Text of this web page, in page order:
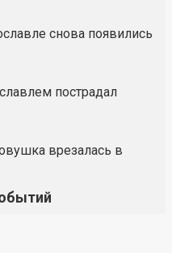
снова появились
пострадал
врезалась в